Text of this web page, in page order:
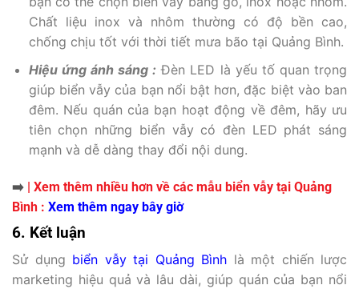
Chất liệu inox và nhôm thường có độ bền cao,
chống chịu tốt với thời tiết mưa bão tại Quảng Bình.
Hiệu ứng ánh sáng : Đèn LED là yếu tố quan trọng
giúp biển vẫy của bạn nổi bật hơn, đặc biệt vào ban
đêm. Nếu quán của bạn hoạt động về đêm, hãy ưu
tiên chọn những biển vẫy có đèn LED phát sáng
mạnh và dễ dàng thay đổi nội dung.
➡️ | Xem thêm nhiều hơn về các mẫu biển vẫy tại Quảng
Bình : Xem thêm ngay bây giờ
6. Kết luận
Sử dụng biển vẫy tại Quảng Bình là một chiến lược
marketing hiệu quả và lâu dài, giúp quán của bạn nổi